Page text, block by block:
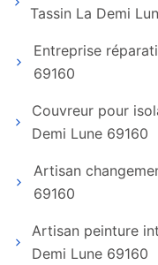
Tassin La Demi
Entreprise
69160
Couvreur pour
Demi Lune 69160
Artisan
69160
Artisan peinture
Demi Lune 69160